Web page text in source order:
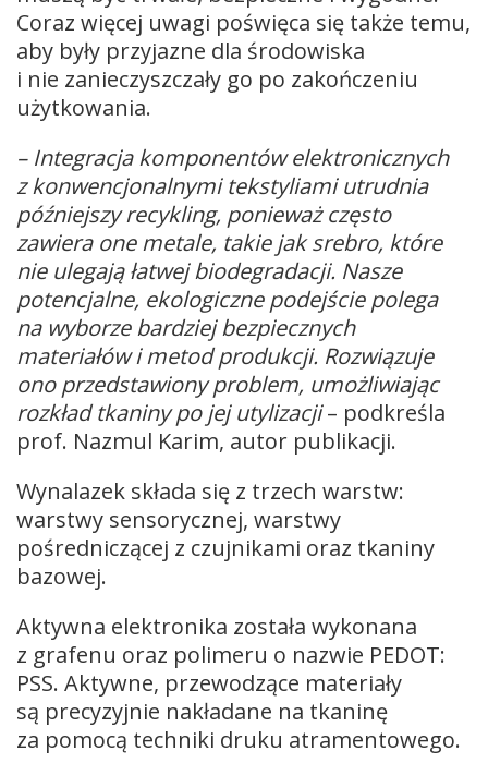
Coraz więcej uwagi poświęca się także temu,
aby były przyjazne dla środowiska
i nie zanieczyszczały go po zakończeniu
użytkowania.
– Integracja komponentów elektronicznych
z konwencjonalnymi tekstyliami utrudnia
późniejszy recykling, ponieważ często
zawiera one metale, takie jak srebro, które
nie ulegają łatwej biodegradacji. Nasze
potencjalne, ekologiczne podejście polega
na wyborze bardziej bezpiecznych
materiałów i metod produkcji. Rozwiązuje
ono przedstawiony problem, umożliwiając
rozkład tkaniny po jej utylizacji– podkreśla
prof. Nazmul Karim, autor publikacji.
Wynalazek składa się z trzech warstw:
warstwy sensorycznej, warstwy
pośredniczącej z czujnikami oraz tkaniny
bazowej.
Aktywna elektronika została wykonana
z grafenu oraz polimeru o nazwie PEDOT:
PSS. Aktywne, przewodzące materiały
są precyzyjnie nakładane na tkaninę
za pomocą techniki druku atramentowego.